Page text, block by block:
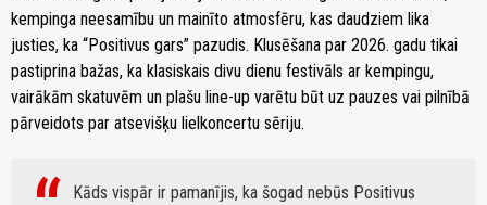
kempinga neesamību un mainīto atmosfēru, kas daudziem lika
justies, ka “Positivus gars” pazudis. Klusēšana par 2026. gadu tikai
pastiprina bažas, ka klasiskais divu dienu festivāls ar kempingu,
vairākām skatuvēm un plašu line-up varētu būt uz pauzes vai pilnībā
pārveidots par atsevišķu lielkoncertu sēriju.
Kāds vispār ir pamanījis, ka šogad nebūs Positivus